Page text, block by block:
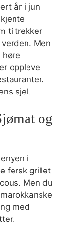
år i juni
tiltrekker
Men
høre
oppleve
sjel.
og
i
fersk grillet
Men du
med